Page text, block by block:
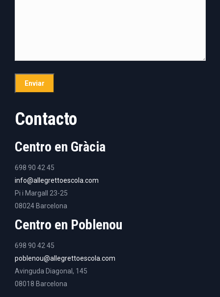
Contacto
Centro en Gràcia
698 90 42 45
info@allegrettoescola.com
Pi i Margall 23-25
08024 Barcelona
Centro en Poblenou
698 90 42 45
poblenou@allegrettoescola.com
Avinguda Diagonal, 145
08018 Barcelona